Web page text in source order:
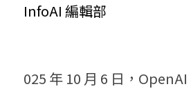
InfoAI 編輯部
025 年 10 月 6 日，